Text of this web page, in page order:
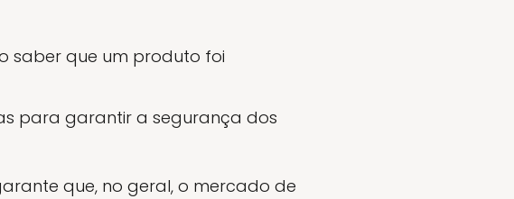
saber que um produto foi
para garantir a segurança dos
que, no geral, o mercado de